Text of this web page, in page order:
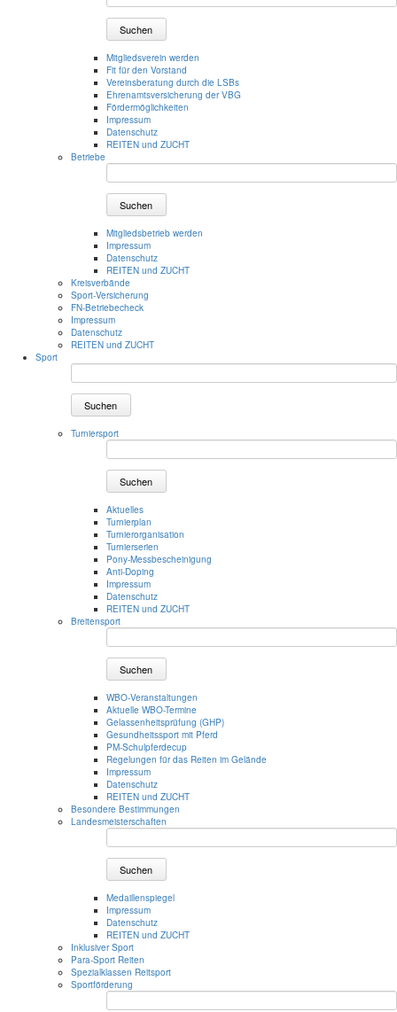
Suchen
Mitgliedsverein werden
Fit für den Vorstand
Vereinsberatung durch die LSBs
Ehrenamtsversicherung der VBG
Fördermöglichkeiten
Impressum
Datenschutz
REITEN und ZUCHT
Betriebe
Suchen
Mitgliedsbetrieb werden
Impressum
Datenschutz
REITEN und ZUCHT
Kreisverbände
Sport-Versicherung
FN-Betriebecheck
Impressum
Datenschutz
REITEN und ZUCHT
Sport
Suchen
Turniersport
Suchen
Aktuelles
Turnierplan
Turnierorganisation
Turnierserien
Pony-Messbescheinigung
Anti-Doping
Impressum
Datenschutz
REITEN und ZUCHT
Breitensport
Suchen
WBO-Veranstaltungen
Aktuelle WBO-Termine
Gelassenheitsprüfung (GHP)
Gesundheitssport mit Pferd
PM-Schulpferdecup
Regelungen für das Reiten im Gelände
Impressum
Datenschutz
REITEN und ZUCHT
Besondere Bestimmungen
Landesmeisterschaften
Suchen
Medaillenspiegel
Impressum
Datenschutz
REITEN und ZUCHT
Inklusiver Sport
Para-Sport Reiten
Spezialklassen Reitsport
Sportförderung